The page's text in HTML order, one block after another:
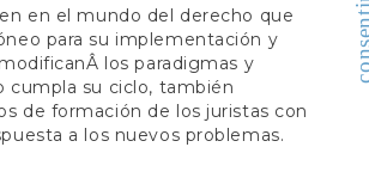
en el mundo del derecho que
para su implementación y
los paradigmas y
cumpla su ciclo, también
de formación de los juristas con
a los nuevos problemas.